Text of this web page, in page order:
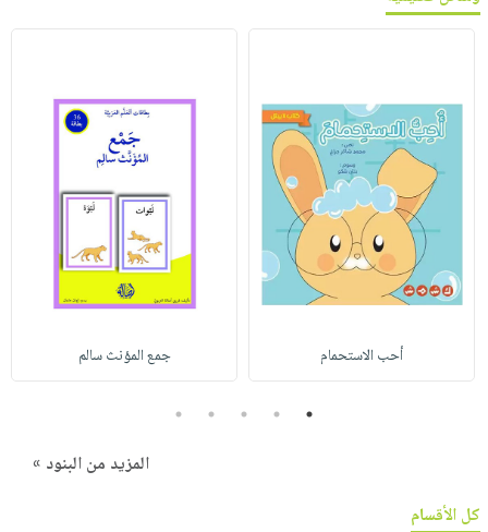
أحب الاستحمام جمع المؤنث سالم
1
2
3
4
5
المزيد من البنود »
كل الأقسام